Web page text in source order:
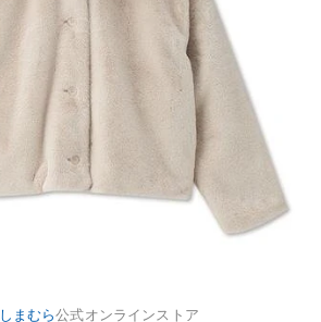
しまむら公式オンラインストア